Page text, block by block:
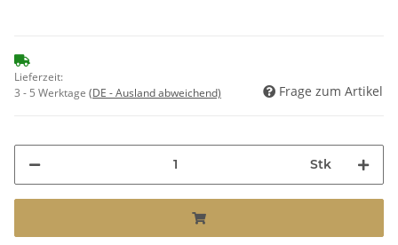
Lieferzeit:
3 - 5 Werktage (DE - Ausland abweichend) Frage zum Artikel
Stk